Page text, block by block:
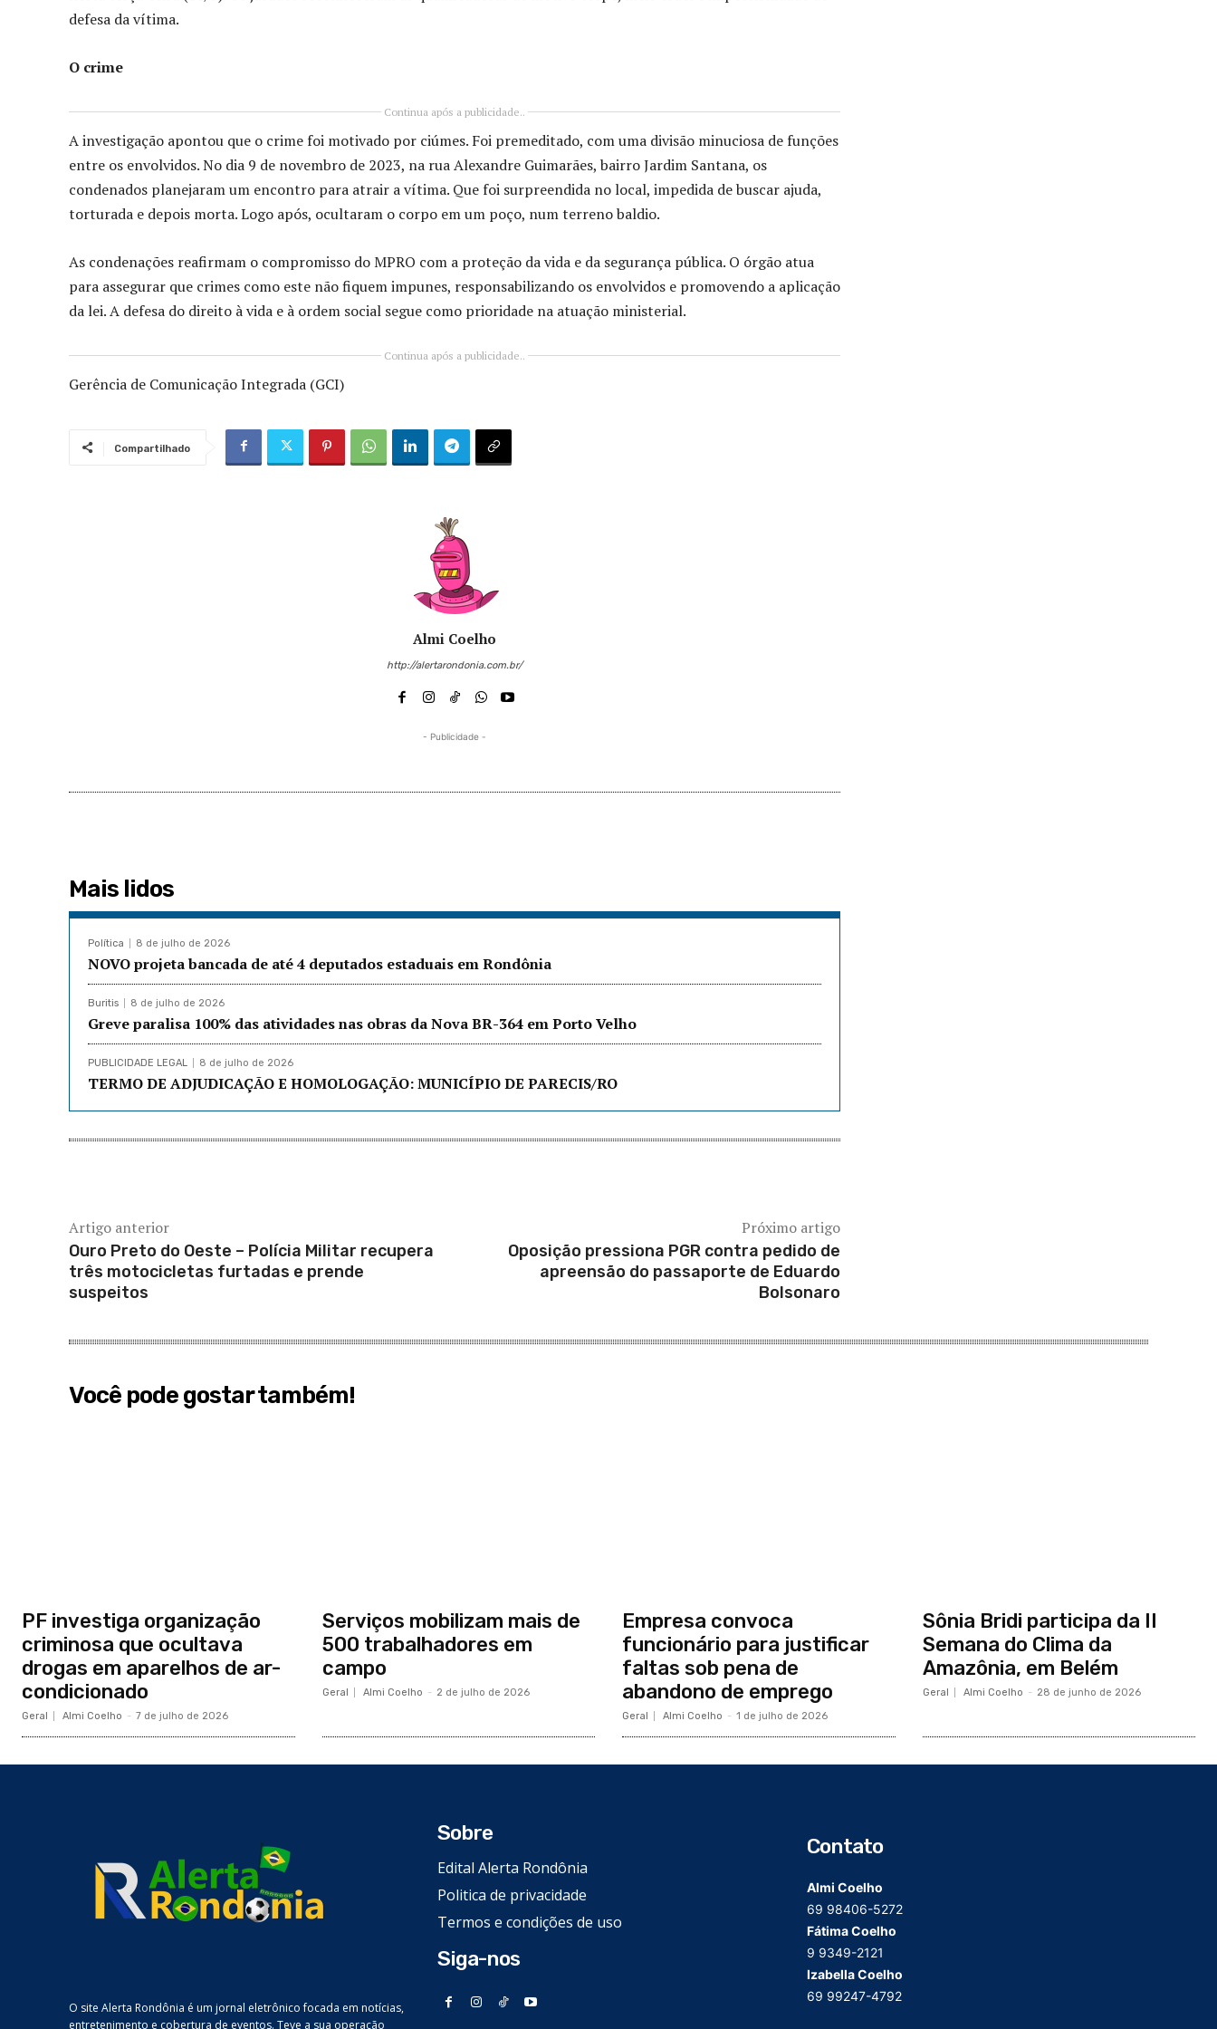
defesa da vítima.
O crime
Continua após a publicidade..
A investigação apontou que o crime foi motivado por ciúmes. Foi premeditado, com uma divisão minuciosa de funções
entre os envolvidos. No dia 9 de novembro de 2023, na rua Alexandre Guimarães, bairro Jardim Santana, os
condenados planejaram um encontro para atrair a vítima. Que foi surpreendida no local, impedida de buscar ajuda,
torturada e depois morta. Logo após, ocultaram o corpo em um poço, num terreno baldio.
As condenações reafirmam o compromisso do MPRO com a proteção da vida e da segurança pública. O órgão atua
para assegurar que crimes como este não fiquem impunes, responsabilizando os envolvidos e promovendo a aplicação
da lei. A defesa do direito à vida e à ordem social segue como prioridade na atuação ministerial.
Continua após a publicidade..
Gerência de Comunicação Integrada (GCI)
Compartilhado
Almi Coelho
http://alertarondonia.com.br/
- Publicidade -
Mais lidos
Política 8 de julho de 2026
NOVO projeta bancada de até 4 deputados estaduais em Rondônia
Buritis 8 de julho de 2026
Greve paralisa 100% das atividades nas obras da Nova BR-364 em Porto Velho
PUBLICIDADE LEGAL 8 de julho de 2026
TERMO DE ADJUDICAÇÃO E HOMOLOGAÇÃO: MUNICÍPIO DE PARECIS/RO
Artigo anterior
Ouro Preto do Oeste – Polícia Militar recupera
três motocicletas furtadas e prende
suspeitos
Próximo artigo
Oposição pressiona PGR contra pedido de
apreensão do passaporte de Eduardo
Bolsonaro
Você pode gostar também!
PF investiga organização
criminosa que ocultava
drogas em aparelhos de ar-
condicionado
Geral Almi Coelho - 7 de julho de 2026
Serviços mobilizam mais de
500 trabalhadores em
campo
Geral Almi Coelho - 2 de julho de 2026
Empresa convoca
funcionário para justificar
faltas sob pena de
abandono de emprego
Geral Almi Coelho - 1 de julho de 2026
Sônia Bridi participa da II
Semana do Clima da
Amazônia, em Belém
Geral Almi Coelho - 28 de junho de 2026
O site Alerta Rondônia é um jornal eletrônico focada em notícias,
entretenimento e cobertura de eventos. Teve a sua operação
Sobre
Edital Alerta Rondônia
Politica de privacidade
Termos e condições de uso
Siga-nos
Contato
Almi Coelho
69 98406-5272
Fátima Coelho
9 9349-2121
Izabella Coelho
69 99247-4792